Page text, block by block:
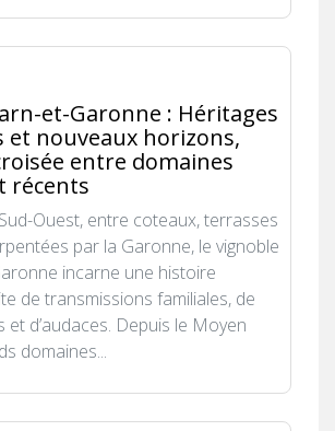
et-Garonne : Héritages
et nouveaux horizons,
entre domaines
récents
Ouest, entre coteaux, terrasses
par la Garonne, le vignoble
incarne une histoire
de transmissions familiales, de
et d’audaces. Depuis le Moyen
domaines...